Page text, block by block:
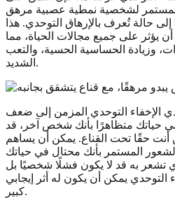
المستمر لشخصية نمطية عصبية مرهق
إلى حالة تُعرف بالإرهاق التوحدي. هذا
يؤثر على جميع مجالات الحياة، مما
وزيادة الحساسية الحسية، والتعب
الشديد.
الإخفاء التوحدي المزمن إلى ضعف
حياتك متظاهرًا بأنك شخص آخر، قد
حقًا تحت القناع. يمكن أن يساهم
المستمر بأنك محتال في حياتك
تشعر به قد لا يكون فشلًا شخصيًا بل
التوحدي يمكن أن يكون له أثر إيجابي
كبير.